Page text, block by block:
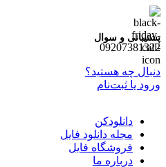
پشتیبانی و سوال
09207381322
دنبال چه هستید؟
ورود یا ثبت‌نام
دانلودکن
مجله دانلود فایل
فروشگاه فایل
درباره ما